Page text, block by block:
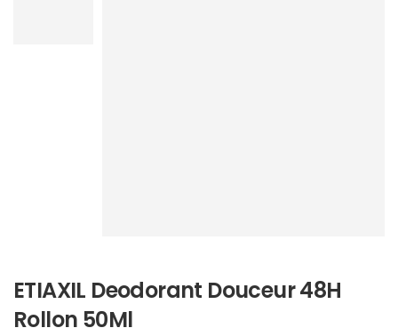
ETIAXIL Deodorant Douceur 48H
Rollon 50Ml